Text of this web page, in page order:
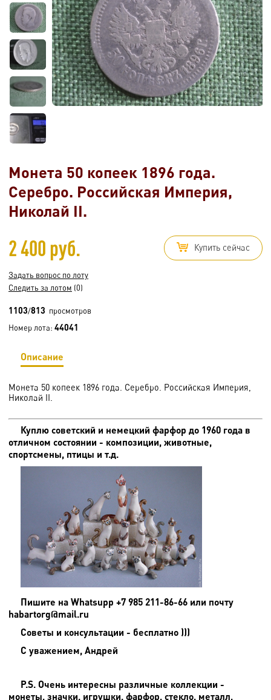
Монета 50 копеек 1896 года.
Серебро. Российская Империя,
Николай II.
2 400 руб. Купить сейчас
Задать вопрос по лоту
Следить за лотом (0)
1103/813 просмотров
Номер лота: 44041
Описание
Монета 50 копеек 1896 года. Серебро. Российская Империя,
Николай II.
Куплю советский и немецкий фарфор до 1960 года в
отличном состоянии - композиции, животные,
спортсмены, птицы и т.д.
Пишите на Whatsupp +7 985 211-86-66 или почту
habartorg@mail.ru
Советы и консультации - бесплатно )))
С уважением, Андрей
P.S. Очень интересны различные коллекции -
монеты, значки, игрушки, фарфор, стекло, металл,